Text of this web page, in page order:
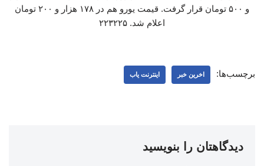
و ۵۰۰ تومان قرار گرفت. قیمت یورو هم در ۱۷۸ هزار و ۲۰۰ تومان
اعلام شد. ۲۲۳۲۲۵
برچسب‌ها: اخرین خبر اینترنت یاب
دیدگاهتان را بنویسید